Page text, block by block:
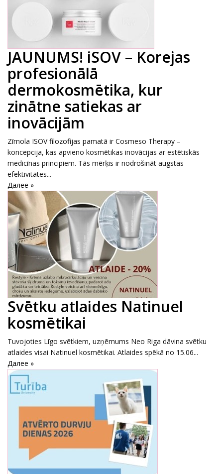
JAUNUMS! iSOV – Korejas
profesionālā
dermokosmētika, kur
zinātne satiekas ar
inovācijām
Zīmola ISOV filozofijas pamatā ir Cosmeso Therapy –
koncepcija, kas apvieno kosmētikas inovācijas ar estētiskās
medicīnas principiem. Tās mērķis ir nodrošināt augstas
efektivitātes...
Далее »
Svētku atlaides Natinuel
kosmētikai
Tuvojoties Līgo svētkiem, uzņēmums Neo Riga dāvina svētku
atlaides visai Natinuel kosmētikai. Atlaides spēkā no 15.06...
Далее »